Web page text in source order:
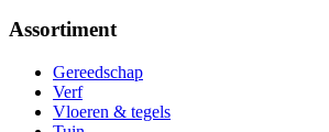
Assortiment
Gereedschap
Verf
Vloeren & tegels